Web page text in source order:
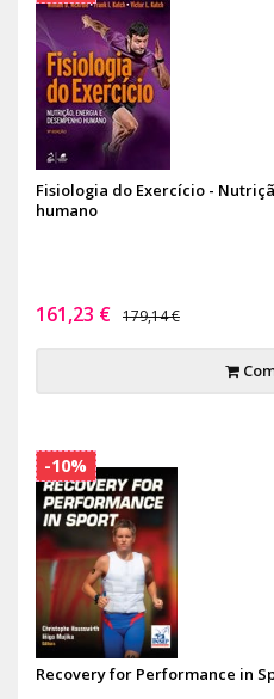
Fisiologia do Exercício -
humano
161,23 € 179,14 €
Recovery for Performance in
-10%